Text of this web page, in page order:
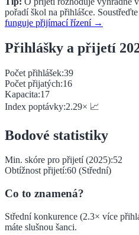
pořadí škol na přihlášce.
funguje přijímací řízení →
Přihlášky a přijetí
Počet přihlášek:39
Počet přijatých:16
Kapacita:17
Index poptávky:2.29× 📈
Bodové statistiky
Min. skóre pro přijetí (2025):52
Obtížnost přijetí:60 (Střední)
Co to znamená?
Střední konkurence (2.3× více
máte slušnou šanci.